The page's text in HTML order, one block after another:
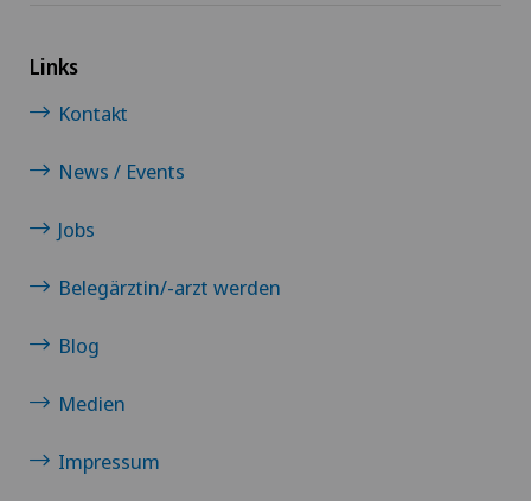
Links
Kontakt
News / Events
Jobs
Belegärztin/-arzt werden
Blog
Medien
Impressum